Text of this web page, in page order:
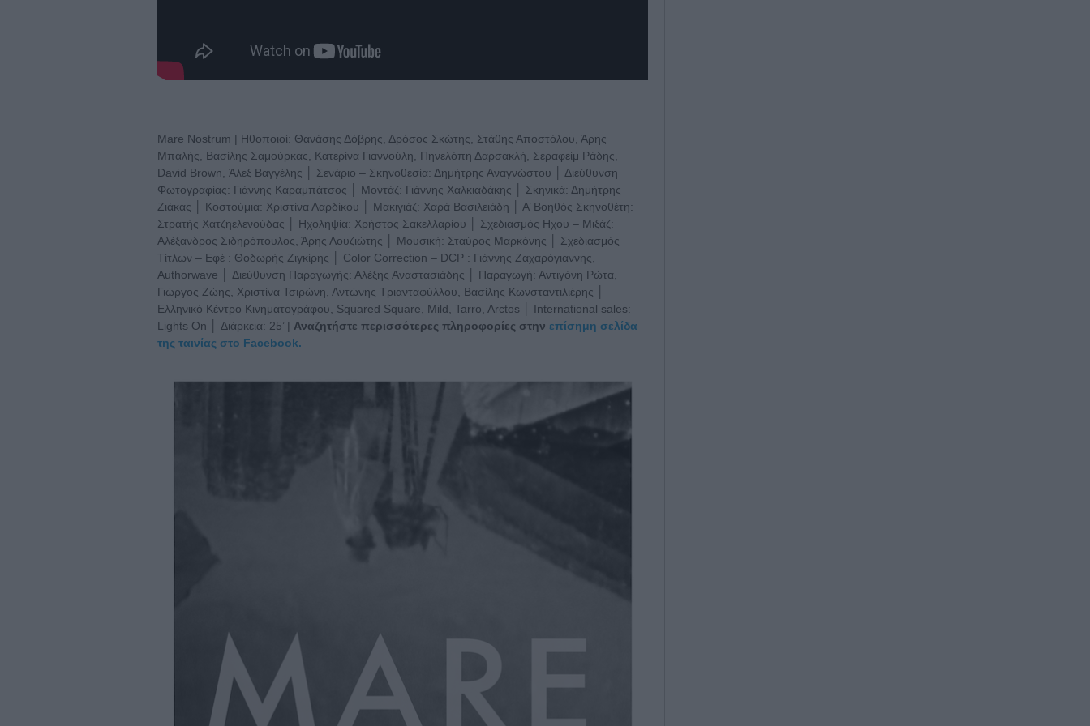
Mare Nostrum | Ηθοποιοί: Θανάσης Δόβρης, Δρόσος Σκώτης, Στάθης Αποστόλου, Άρης
Μπαλής, Βασίλης Σαμούρκας, Κατερίνα Γιαννούλη, Πηνελόπη Δαρσακλή, Σεραφείμ Ράδης,
David Brown, Άλεξ Βαγγέλης │ Σενάριο – Σκηνοθεσία: Δημήτρης Αναγνώστου │ Διεύθυνση
Φωτογραφίας: Γιάννης Καραμπάτσος │ Μοντάζ: Γιάννης Χαλκιαδάκης │ Σκηνικά: Δημήτρης
Ζιάκας │ Κοστούμια: Χριστίνα Λαρδίκου │ Μακιγιάζ: Χαρά Βασιλειάδη │ Α’ Βοηθός Σκηνοθέτη:
Στρατής Χατζηελενούδας │ Ηχοληψία: Χρήστος Σακελλαρίου │ Σχεδιασμός Ηχου – Μιξάζ:
Αλέξανδρος Σιδηρόπουλος, Άρης Λουζιώτης │ Μουσική: Σταύρος Μαρκόνης │ Σχεδιασμός
Τίτλων – Εφέ : Θοδωρής Ζιγκίρης │ Color Correction – DCP : Γιάννης Ζαχαρόγιαννης,
Authorwave │ Διεύθυνση Παραγωγής: Αλέξης Αναστασιάδης │ Παραγωγή: Αντιγόνη Ρώτα,
Γιώργος Ζώης, Χριστίνα Τσιρώνη, Αντώνης Τριανταφύλλου, Βασίλης Κωνσταντιλιέρης │
Ελληνικό Κέντρο Κινηματογράφου, Squared Square, Mild, Tarro, Arctos │ International sales:
Lights On │ Διάρκεια: 25’ | Αναζητήστε περισσότερες πληροφορίες στην επίσημη σελίδα
της ταινίας στο Facebook.